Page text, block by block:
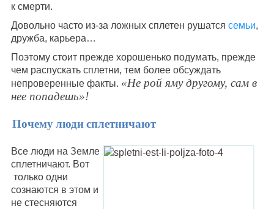
к смерти.
Довольно часто из-за ложных сплетен рушатся семьи,
дружба, карьера…
Поэтому стоит прежде хорошенько подумать, прежде
чем распускать сплетни, тем более обсуждать
непроверенные факты. «Не рой яму другому, сам в
нее попадешь»!
Почему люди сплетничают
Все люди на Земле
сплетничают. Вот
только одни
сознаются в этом и
не стесняются